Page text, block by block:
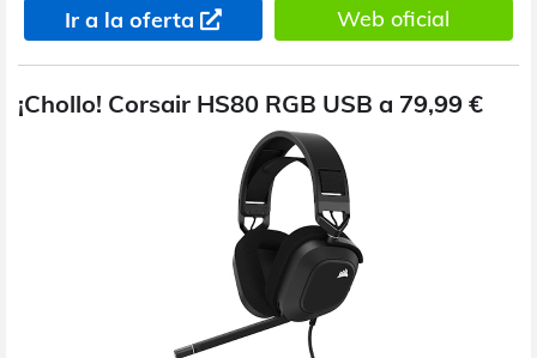
Ir a la oferta Web oficial
¡Chollo! Corsair HS80 RGB USB a 79,99 €